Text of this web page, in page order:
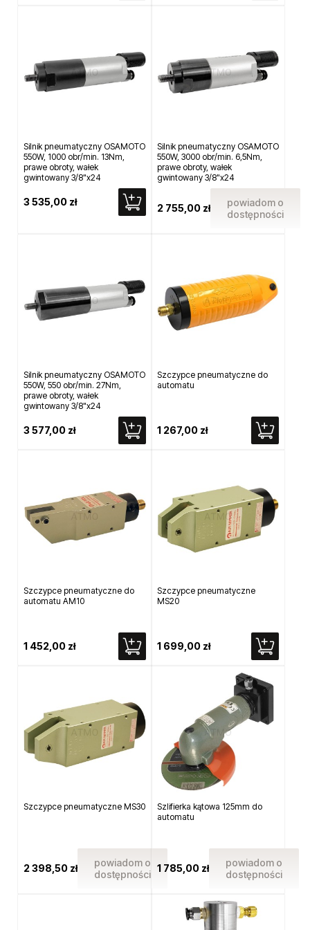
firmy pochodzące z innych regionów Azji (chociażby tajwańska
marka Airprowu). Od lat posiadamy w ofercie wyroby tych
producentów słynących z dokładności, precyzji wykonania
poszczególnych części oraz doboru wytrzymałych komponentów,
Silnik pneumatyczny OSAMOTO
550W, 1000 obr/min. 13Nm,
prawe obroty, wałek
gwintowany 3/8"x24
3 535,00 zł
Silnik pneumatyczny OSAMOTO
550W, 3000 obr/min. 6,5Nm,
prawe obroty, wałek
gwintowany 3/8"x24
2 755,00 zł
powiadom o
dostępności
Silnik pneumatyczny OSAMOTO
550W, 550 obr/min. 27Nm,
prawe obroty, wałek
gwintowany 3/8"x24
3 577,00 zł
Szczypce pneumatyczne do
automatu
1 267,00 zł
Szczypce pneumatyczne do
automatu AM10
1 452,00 zł
Szczypce pneumatyczne
MS20
1 699,00 zł
Szczypce pneumatyczne MS30
2 398,50 zł
powiadom o
dostępności
Szlifierka kątowa 125mm do
automatu
1 785,00 zł
powiadom o
dostępności